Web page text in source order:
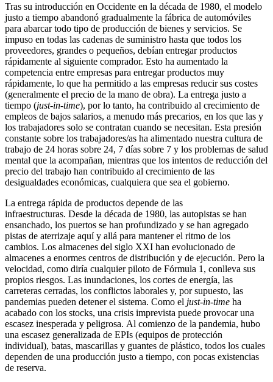
Tras su introducción en Occidente en la década de 1980, el modelo
justo a tiempo abandonó gradualmente la fábrica de automóviles
para abarcar todo tipo de producción de bienes y servicios. Se
impuso en todas las cadenas de suministro hasta que todos los
proveedores, grandes o pequeños, debían entregar productos
rápidamente al siguiente comprador. Esto ha aumentado la
competencia entre empresas para entregar productos muy
rápidamente, lo que ha permitido a las empresas reducir sus costes
(generalmente el precio de la mano de obra). La entrega justo a
tiempo (just-in-time), por lo tanto, ha contribuido al crecimiento de
empleos de bajos salarios, a menudo más precarios, en los que las y
los trabajadores solo se contratan cuando se necesitan. Esta presión
constante sobre los trabajadores/as ha alimentado nuestra cultura de
trabajo de 24 horas sobre 24, 7 días sobre 7 y los problemas de salud
mental que la acompañan, mientras que los intentos de reducción del
precio del trabajo han contribuido al crecimiento de las
desigualdades económicas, cualquiera que sea el gobierno.
La entrega rápida de productos depende de las
infraestructuras. Desde la década de 1980, las autopistas se han
ensanchado, los puertos se han profundizado y se han agregado
pistas de aterrizaje aquí y allá para mantener el ritmo de los
cambios. Los almacenes del siglo XXI han evolucionado de
almacenes a enormes centros de distribución y de ejecución. Pero la
velocidad, como diría cualquier piloto de Fórmula 1, conlleva sus
propios riesgos. Las inundaciones, los cortes de energía, las
carreteras cerradas, los conflictos laborales y, por supuesto, las
pandemias pueden detener el sistema. Como el just-in-time ha
acabado con los stocks, una crisis imprevista puede provocar una
escasez inesperada y peligrosa. Al comienzo de la pandemia, hubo
una escasez generalizada de EPIs (equipos de protección
individual), batas, mascarillas y guantes de plástico, todos los cuales
dependen de una producción justo a tiempo, con pocas existencias
de reserva.